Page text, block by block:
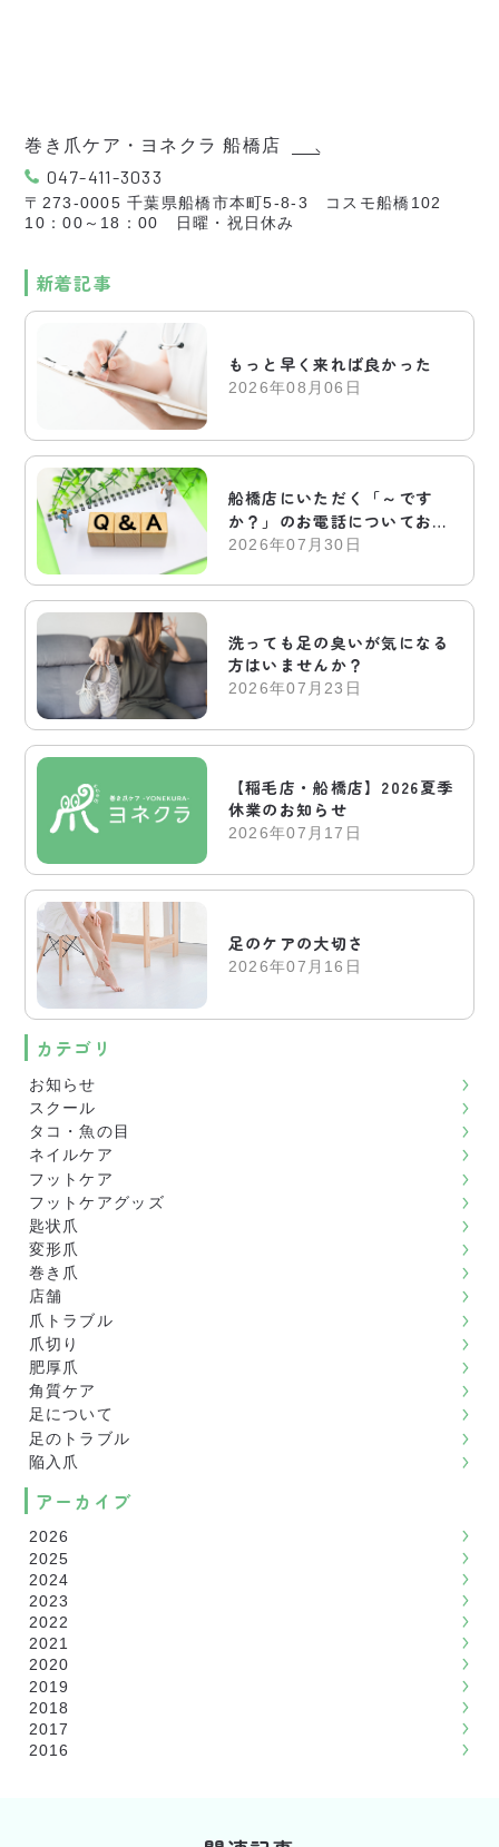
巻き爪ケア・ヨネクラ 船橋店
047-411-3033
〒273-0005 千葉県船橋市本町5-8-3 コスモ船橋102
10：00～18：00 日曜・祝日休み
新着記事
もっと早く来れば良かった
2026年08月06日
船橋店にいただく「～です
か？」のお電話についてお答
えします
2026年07月30日
洗っても足の臭いが気になる
方はいませんか？
2026年07月23日
【稲毛店・船橋店】2026夏季
休業のお知らせ
2026年07月17日
足のケアの大切さ
2026年07月16日
カテゴリ
お知らせ
スクール
タコ・魚の目
ネイルケア
フットケア
フットケアグッズ
匙状爪
変形爪
巻き爪
店舗
爪トラブル
爪切り
肥厚爪
角質ケア
足について
足のトラブル
陥入爪
アーカイブ
2026
2025
2024
2023
2022
2021
2020
2019
2018
2017
2016